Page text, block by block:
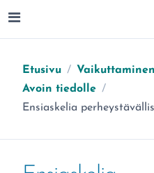
SIIRRY SIVUN SISÄLTÖÖN
Etusivu / Vaikuttaminen
Avoin tiedolle /
Olet täällä:
Ensiaskelia